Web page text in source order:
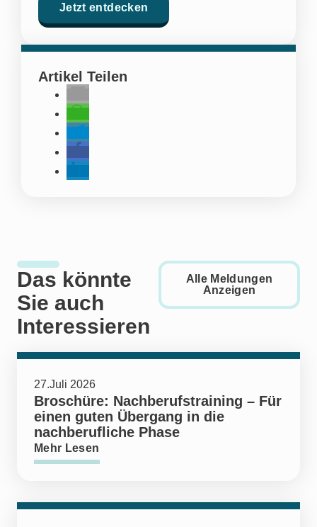
Jetzt entdecken
Artikel Teilen
Das könnte
Sie auch
Interessieren
Alle Meldungen
Anzeigen
27.Juli 2026
Broschüre: Nachberufstraining – Für
einen guten Übergang in die
nachberufliche Phase
Mehr Lesen